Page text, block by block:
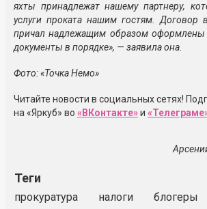
яхты принадлежат нашему партнеру,
услуги проката нашим гостям. Договор
причал надлежащим образом
документы в порядке», — заявила она.
Фото: «Точка Немо»
Читайте новости в социальных сетях!
на «Яркуб» во «ВКонтакте»и
Теги
прокуратура налоги блогеры